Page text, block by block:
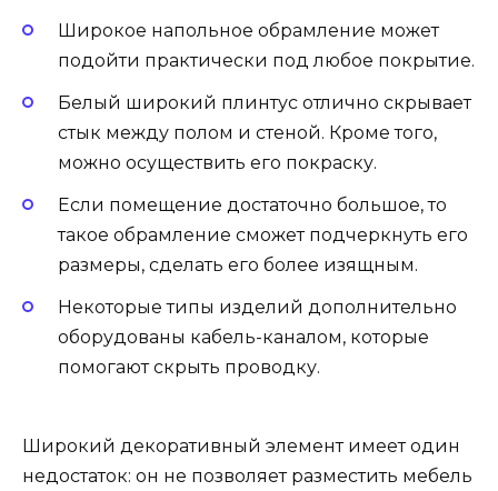
Широкое напольное обрамление может
подойти практически под любое покрытие.
Белый широкий плинтус отлично скрывает
стык между полом и стеной. Кроме того,
можно осуществить его покраску.
Если помещение достаточно большое, то
такое обрамление сможет подчеркнуть его
размеры, сделать его более изящным.
Некоторые типы изделий дополнительно
оборудованы кабель-каналом, которые
помогают скрыть проводку.
Широкий декоративный элемент имеет один
недостаток: он не позволяет разместить мебель